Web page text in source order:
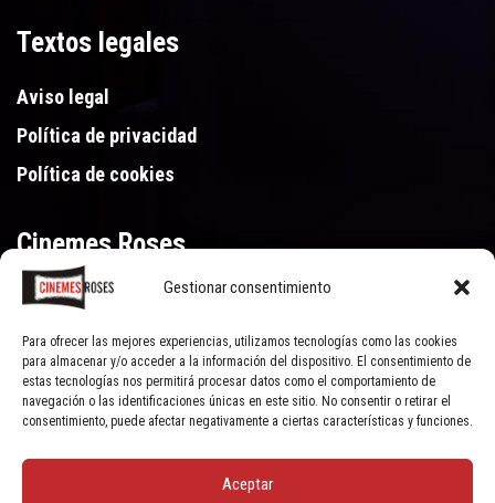
Gestionar consentimiento
Para ofrecer las mejores experiencias, utilizamos tecnologías como las cookies
para almacenar y/o acceder a la información del dispositivo. El consentimiento de
estas tecnologías nos permitirá procesar datos como el comportamiento de
navegación o las identificaciones únicas en este sitio. No consentir o retirar el
consentimiento, puede afectar negativamente a ciertas características y funciones.
Aceptar
Textos legales
Aviso legal
Política de privacidad
Política de cookies
Cinemes Roses
Gran Via de Pau Casals 250, 17480 Roses (Girona)
972 15 46 46